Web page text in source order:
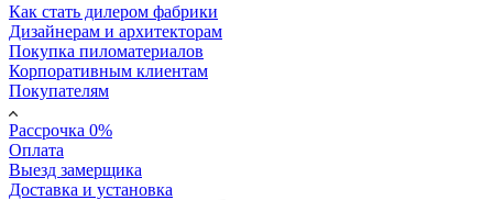
Как стать дилером фабрики
Дизайнерам и архитекторам
Покупка пиломатериалов
Корпоративным клиентам
Покупателям
Рассрочка 0%
Оплата
Выезд замерщика
Доставка и установка